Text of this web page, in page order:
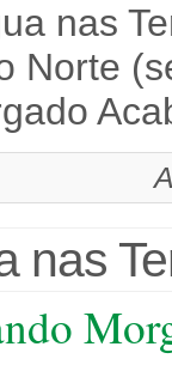
nas
Norte
nas